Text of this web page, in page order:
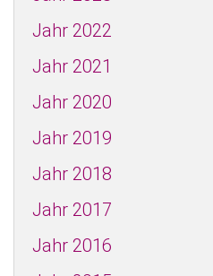
Jahr 2022
Jahr 2021
Jahr 2020
Jahr 2019
Jahr 2018
Jahr 2017
Jahr 2016